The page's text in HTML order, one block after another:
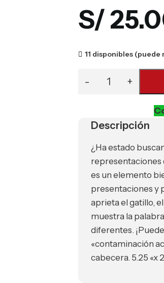
S/
11 disponibles (puede
Descripción
¿Ha estado
representaciones
es un elemento
presentaciones y
aprieta el gatillo,
muestra la
diferentes.
«contaminación
cabecera. 5.25 «x